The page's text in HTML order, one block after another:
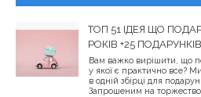
ТОП 51 ІДЕЯ ЩО
РОКІВ +25
Вам важко вирішити, що
у якої є практично все?
в одній збірці для
Запрошеним на торжество